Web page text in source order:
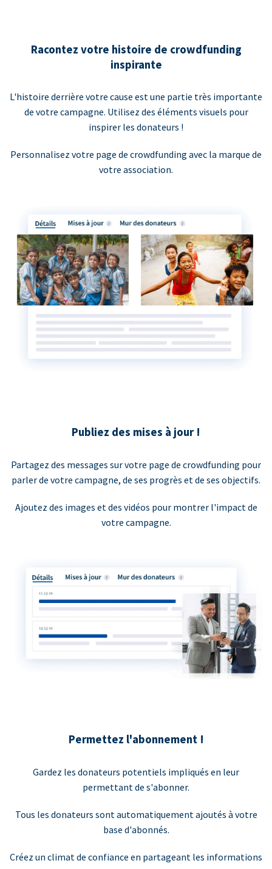
Racontez votre histoire de crowdfunding
inspirante
L'histoire derrière votre cause est une partie très importante
de votre campagne. Utilisez des éléments visuels pour
inspirer les donateurs !
Personnalisez votre page de crowdfunding avec la marque de
votre association.
Publiez des mises à jour !
Partagez des messages sur votre page de crowdfunding pour
parler de votre campagne, de ses progrès et de ses objectifs.
Ajoutez des images et des vidéos pour montrer l'impact de
votre campagne.
Permettez l'abonnement !
Gardez les donateurs potentiels impliqués en leur
permettant de s'abonner.
Tous les donateurs sont automatiquement ajoutés à votre
base d'abonnés.
Créez un climat de confiance en partageant les informations